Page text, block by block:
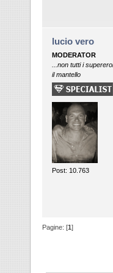
lucio vero
MODERATOR
...non tutti i
il mantello
Post: 10.763
Pagine: [1]